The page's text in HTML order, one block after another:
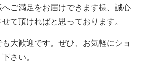
ご満足をお届けできます様、誠心
て頂ければと思っております。
大歓迎です。ぜひ、お気軽にショ
さい。